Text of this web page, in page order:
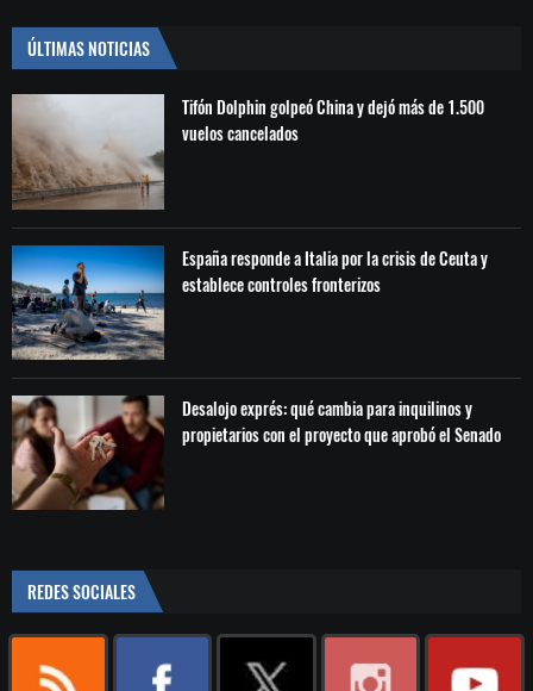
ÚLTIMAS NOTICIAS
Tifón Dolphin golpeó China y dejó más de 1.500
vuelos cancelados
España responde a Italia por la crisis de Ceuta y
establece controles fronterizos
Desalojo exprés: qué cambia para inquilinos y
propietarios con el proyecto que aprobó el Senado
REDES SOCIALES